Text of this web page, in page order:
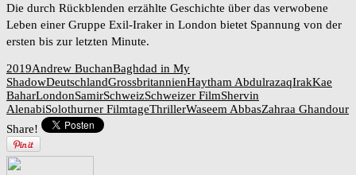
Die durch Rückblenden erzählte Geschichte über das verwobene
Leben einer Gruppe Exil-Iraker in London bietet Spannung von der
ersten bis zur letzten Minute.
2019Andrew BuchanBaghdad in My
ShadowDeutschlandGrossbritannienHaytham AbdulrazaqIrakKae
BaharLondonSamirSchweizSchweizer FilmShervin
AlenabiSolothurner FilmtageThrillerWaseem AbbasZahraa Ghandour
Share!